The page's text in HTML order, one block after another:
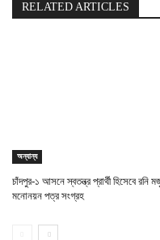
RELATED ARTICLES
অন্যান্য
চাঁদপুর-১ আসনে স্বতন্ত্র প্রার্থী হিসেবে রনি
মনোনয়ন পত্র সংগ্রহ